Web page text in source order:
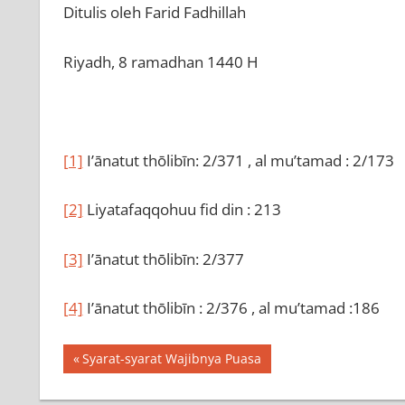
Ditulis oleh Farid Fadhillah
Riyadh, 8 ramadhan 1440 H
[1] I’ānatut thōlibīn: 2/371 , al mu’tamad : 2/173
[2] Liyatafaqqohuu fid din : 213
[3] I’ānatut thōlibīn: 2/377
[4] I’ānatut thōlibīn : 2/376 , al mu’tamad :186
Navigasi
pos
Previous
Post:
Syarat-syarat Wajibnya Puasa